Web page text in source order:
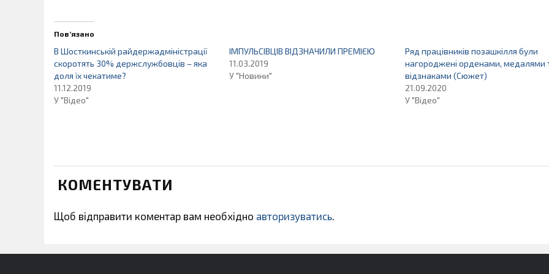
Пов’язано
В Шосткинській райдержадміністрації
скоротять 30% держслужбовців – яка
доля їх чекатиме?
11.12.2019
У "Відео"
ІМПУЛЬСІВЦІВ ВІДЗНАЧИЛИ ПРЕМІЄЮ
11.03.2019
У "Новини"
Ряд працівників позашкілля були
нагороджені орденами, медалями
відзнаками (Cюжет)
21.09.2020
У "Відео"
КОМЕНТУВАТИ
Щоб відправити коментар вам необхідно авторизуватись